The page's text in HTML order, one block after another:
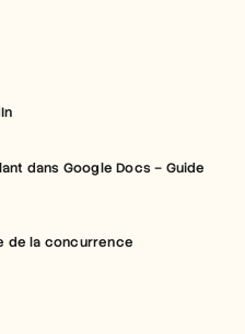
dans Google Docs – Guide
de la concurrence